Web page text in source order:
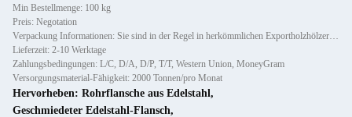
Min Bestellmenge: 100 kg
Preis: Negotation
Verpackung Informationen: Sie sind in der Regel in herkömmlichen Exportholzhölzern verpackt.
Lieferzeit: 2-10 Werktage
Zahlungsbedingungen: L/C, D/A, D/P, T/T, Western Union, MoneyGram
Versorgungsmaterial-Fähigkeit: 2000 Tonnen/pro Monat
Hervorheben: Rohrflansche aus Edelstahl,
Geschmiedeter Edelstahl-Flansch,